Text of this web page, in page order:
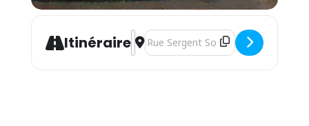
Les vendredis des semaines paires, nous vous
pour des discussions de groupe sur
l’informatique.Cliquez ici pour en savoir plus!
ItinéraireAddress - Atelier informatique
Destination Address - Atelier